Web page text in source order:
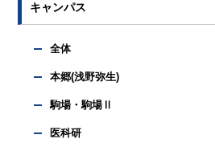
キャンパス
全体
本郷(浅野弥生)
駒場・駒場Ⅱ
医科研